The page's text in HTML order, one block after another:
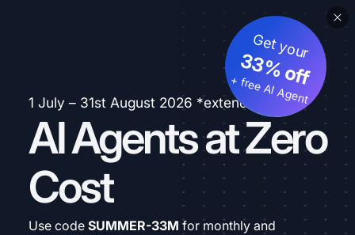
1 July – 31st August 2026 *extended
AI Agents at Zero
Cost
Get your
33% off
+ free AI Agent
Use code SUMMER-33M for monthly and